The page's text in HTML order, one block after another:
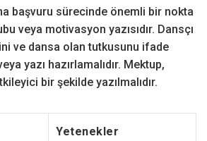
başvuru sürecinde önemli bir nokta
veya motivasyon yazısıdır. Dansçı
ve dansa olan tutkusunu ifade
yazı hazırlamalıdır. Mektup,
bir şekilde yazılmalıdır.
Yetenekler